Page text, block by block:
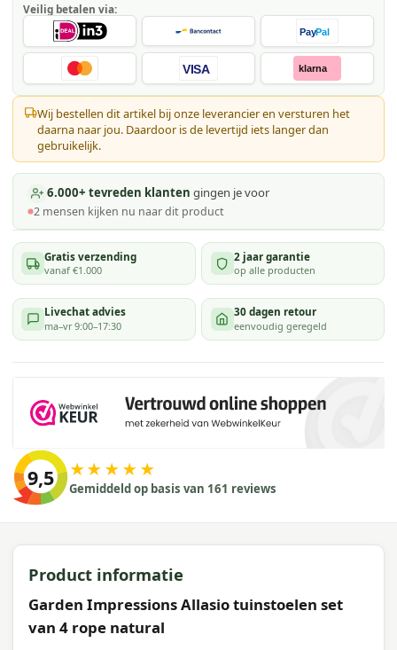
Veilig betalen via:
PayPal
VISA klarna
Wij bestellen dit artikel bij onze leverancier en versturen het
daarna naar jou. Daardoor is de levertijd iets langer dan
gebruikelijk.
6.000+ tevreden klanten gingen je voor
2 mensen kijken nu naar dit product
Gratis verzending
vanaf €1.000
2 jaar garantie
op alle producten
Livechat advies
ma–vr 9:00–17:30
30 dagen retour
eenvoudig geregeld
9,5 ★★★★★
Gemiddeld op basis van 161 reviews
Product informatie
Garden Impressions Allasio tuinstoelen set
van 4 rope natural